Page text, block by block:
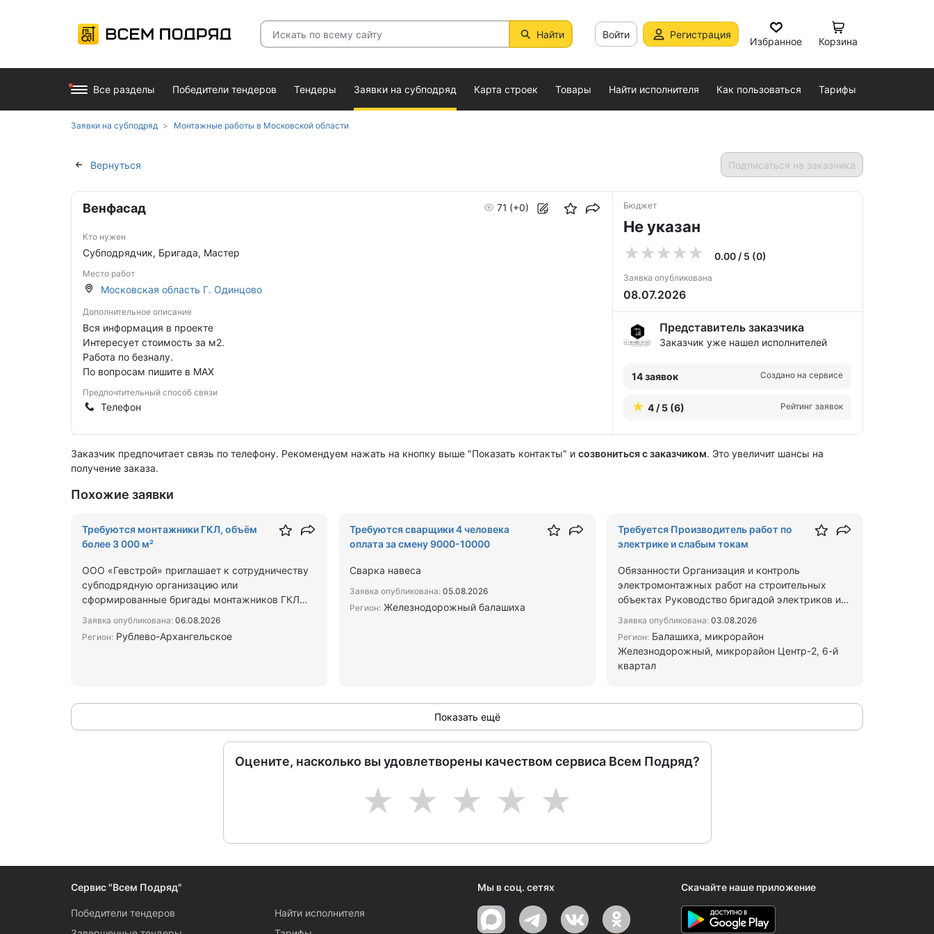
Найти Войти Регистрация
Избранное Корзина
Все разделы Победители тендеров Тендеры Заявки на субподряд Карта строек Товары Найти исполнителя Как пользоваться Тарифы
Заявки на субподряд Монтажные работы в Московской области
Вернуться Подписаться на заказчика
Венфасад 71 (+0)
Кто нужен
Субподрядчик, Бригада, Мастер
Место работ
Московская область Г. Одинцово
Дополнительное описание
Вся информация в проекте
Интересует стоимость за м2.
Работа по безналу.
По вопросам пишите в MAX
Предпочтительный способ связи
Телефон
Бюджет
Не указан
0.00 / 5 (0)
Заявка опубликована
08.07.2026
Представитель заказчика
Заказчик уже нашел исполнителей
14 заявок Создано на сервисе
4 / 5 (6) Рейтинг заявок
Заказчик предпочитает связь по телефону. Рекомендуем нажать на кнопку выше "Показать контакты" и созвониться с заказчиком. Это увеличит шансы на
получение заказа.
Похожие заявки
Требуются монтажники ГКЛ, объём
более 3 000 м²
ООО «Гевстрой» приглашает к сотрудничеству
субподрядную организацию или
сформированные бригады монтажников ГКЛ
Заявка опубликована: 06.08.2026
Регион: Рублево-Архангельское
Требуются сварщики 4 человека
оплата за смену 9000-10000
Сварка навеса
Заявка опубликована: 05.08.2026
Регион: Железнодорожный балашиха
Требуется Производитель работ по
электрике и слабым токам
Обязанности Организация и контроль
электромонтажных работ на строительных
объектах Руководство бригадой электриков и
Заявка опубликована:03.08.2026
Регион:Балашиха, микрорайон
Железнодорожный, микрорайон Центр-2, 6-й
квартал
Показать ещё
Оцените, насколько вы удовлетворены качеством сервиса Всем Подряд?
5
4
3
2
1
Сервис "Всем Подряд"
Победители тендеров
Найти исполнителя
Мы в соц. сетях Скачайте наше приложение